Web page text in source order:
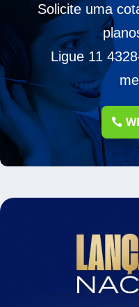
Solicite uma
Ligue 11